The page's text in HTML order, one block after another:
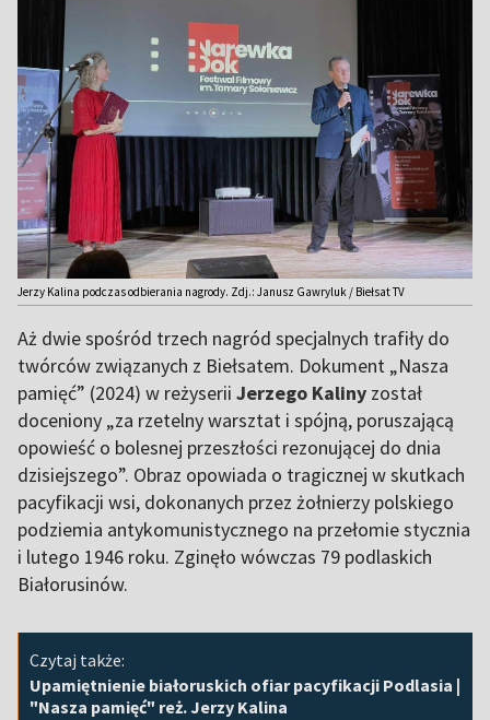
Jerzy Kalina podczas odbierania nagrody. Zdj.: Janusz Gawryluk / Biełsat TV
Aż dwie spośród trzech nagród specjalnych trafiły do
twórców związanych z Biełsatem. Dokument „Nasza
pamięć” (2024) w reżyserii Jerzego Kaliny został
doceniony „za rzetelny warsztat i spójną, poruszającą
opowieść o bolesnej przeszłości rezonującej do dnia
dzisiejszego”. Obraz opowiada o tragicznej w skutkach
pacyfikacji wsi, dokonanych przez żołnierzy polskiego
podziemia antykomunistycznego na przełomie stycznia
i lutego 1946 roku. Zginęło wówczas 79 podlaskich
Białorusinów.
Czytaj także:
Upamiętnienie białoruskich ofiar pacyfikacji Podlasia |
"Nasza pamięć" reż. Jerzy Kalina